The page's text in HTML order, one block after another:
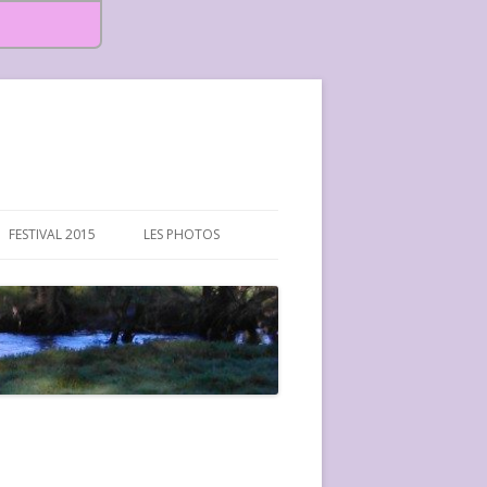
FESTIVAL 2015 LES PHOTOS
FESTIVAL 2016-PHOTOS
FESTIVAL 2017-PHOTOS ET
VIDÉOS